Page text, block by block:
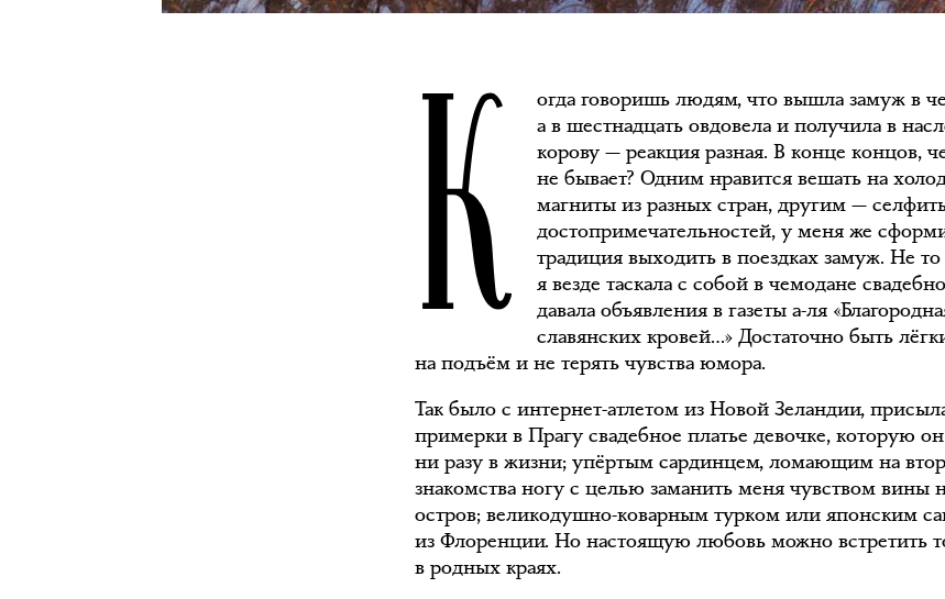
К
огда говоришь людям, что вышла замуж в
а в шестнадцать овдовела и получила в
корову — реакция разная. В конце концов,
не бывает? Одним нравится вешать на
магниты из разных стран, другим —
достопримечательностей, у меня же
традиция выходить в поездках замуж. Не
я везде таскала с собой в чемодане
давала объявления в газеты а-ля
славянских кровей…» Достаточно быть
на подъём и не терять чувства юмора.
Так было с интернет-атлетом из Новой Зеландии,
примерки в Прагу свадебное платье девочке, которую
ни разу в жизни; упёртым сардинцем, ломающим на
знакомства ногу с целью заманить меня чувством вины
остров; великодушно-коварным турком или японским
из Флоренции. Но настоящую любовь можно встретить
в родных краях.